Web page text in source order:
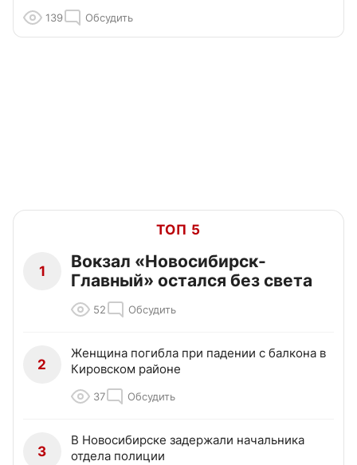
139 Обсудить
ТОП 5
1
Вокзал «Новосибирск-
Главный» остался без света
52 Обсудить
2
Женщина погибла при падении с балкона в
Кировском районе
37 Обсудить
3
В Новосибирске задержали начальника
отдела полиции